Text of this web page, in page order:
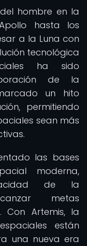
hombre en la
hasta los
a la Luna con
tecnológica
ha sido
de la
un hito
permitiendo
sean más
las bases
moderna,
de la
metas
Con Artemis, la
están
una nueva era